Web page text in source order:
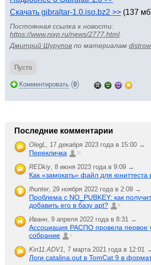
Скачать gibraltar-1.0.iso.bz2 >> (137
Постоянная ссылка к новости:
https://www.nixp.ru/news/2777.html.
Дмитрий Шурупов по материалам
Пусто
Комментировать (0)
Последние комментарии
OlegL, 17 декабря 2023 года в 15:00 →
Перекличка 21
REDkiy, 8 июня 2023 года в 9:09 →
Как «замокать» файл для юниттеста
fhunter, 29 ноября 2022 года в 2:09 →
Проблема с NO_PUBKEY: как
добавить его в базу apt?
6
Иванн, 9 апреля 2022 года в 8:31 →
Ассоциация РАСПО провела первое
собрание
1
Kiri11.ADV1, 7 марта 2021 года в 12:01
Логи catalina.out в TomCat 9 в